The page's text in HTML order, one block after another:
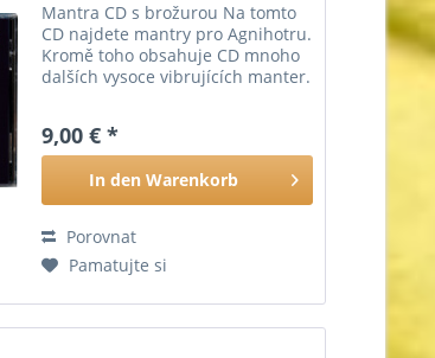
Mantra CD s brožurou Na tomto
CD najdete mantry pro Agnihotru.
Kromě toho obsahuje CD mnoho
dalších vysoce vibrujících manter.
němčiny a angličtiny. Obsah: 1.
Agnihotra mantry...
9,00 € *
In den Warenkorb
Porovnat
Pamatujte si